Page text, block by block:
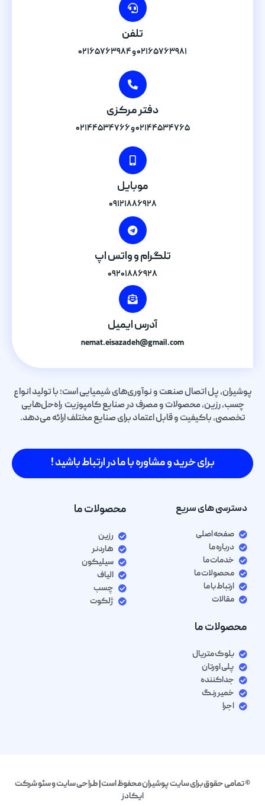
تلفن
۰۲۱۶۵۷۶۳۹۸۱ و ۰۲۱۶۵۷۶۳۹۸۴
دفتر مرکزی
۰۲۱۴۴۵۳۴۷۶۵ و ۰۲۱۴۴۵۳۴۷۶۶
موبایل
۰۹۱۲۱۸۸۶۹۲۸
تلگرام و واتس اپ
۰۹۲۰۱۸۸۶۹۲۸
آدرس ایمیل
nemat.eisazadeh@gmail.com
پوشیران، پل اتصال صنعت و نوآوری‌های شیمیایی است؛ با تولید انواع
چسب، رزین، محصولات و مصرف در صنایع کامپوزیت راه‌حل‌هایی
تخصصی، باکیفیت و قابل اعتماد برای صنایع مختلف ارائه می‌دهد.
برای خرید و مشاوره با ما در ارتباط باشید !
دسترسی های سریع
صفحه اصلی
درباره ما
خدمات ما
محصولات ما
ارتباط با ما
مقالات
محصولات ما
رزین
هاردنر
سیلیکون
الیاف
چسب
ژلکوت
محصولات ما
بلوک متریال
پلی اورتان
جداکننده
خمیر رنگ
اجرا
© تمامی حقوق برای سایت پوشیران محفوظ است| طراحی سایت و سئو شرکت
ایکادز